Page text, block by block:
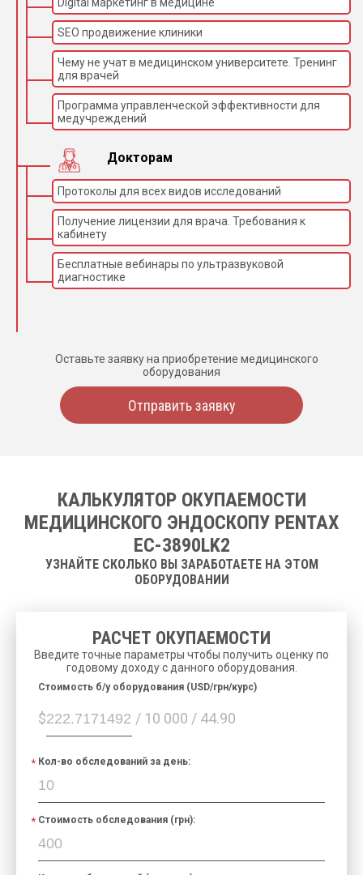
SEO продвижение клиники
Чему не учат в медицинском университете. Тренинг
для врачей
Программа управленческой эффективности для
медучреждений
Докторам
Протоколы для всех видов исследований
Получение лицензии для врача. Требования к
кабинету
Бесплатные вебинары по ультразвуковой
диагностике
Оставьте заявку на приобретение медицинского
оборудования
Отправить заявку
КАЛЬКУЛЯТОР ОКУПАЕМОСТИ
МЕДИЦИНСКОГО ЭНДОСКОПУ PENTAX
EC-3890LK2
УЗНАЙТЕ СКОЛЬКО ВЫ ЗАРАБОТАЕТЕ НА ЭТОМ
ОБОРУДОВАНИИ
РАСЧЕТ ОКУПАЕМОСТИ
Введите точные параметры чтобы получить оценку по
годовому доходу с данного оборудования.
$ / 10 000 / 44.90
Cтоимость б/у оборудования (USD/грн/курс)
Кол-во обследований за день:
Стоимость обследования (грн):